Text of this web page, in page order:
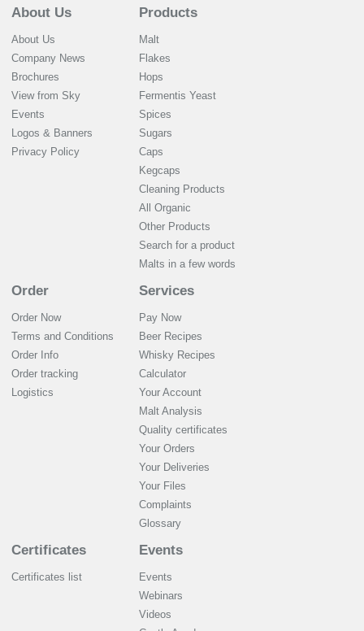
About Us
About Us
Company News
Brochures
View from Sky
Events
Logos & Banners
Privacy Policy
Products
Malt
Flakes
Hops
Fermentis Yeast
Spices
Sugars
Caps
Kegcaps
Cleaning Products
All Organic
Other Products
Search for a product
Malts in a few words
Order
Order Now
Terms and Conditions
Order Info
Order tracking
Logistics
Services
Pay Now
Beer Recipes
Whisky Recipes
Calculator
Your Account
Malt Analysis
Quality certificates
Your Orders
Your Deliveries
Your Files
Complaints
Glossary
Certificates
Certificates list
Events
Events
Webinars
Videos